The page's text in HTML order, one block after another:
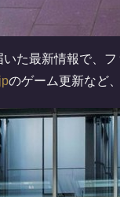
た最新情報で、フ
のゲーム更新など